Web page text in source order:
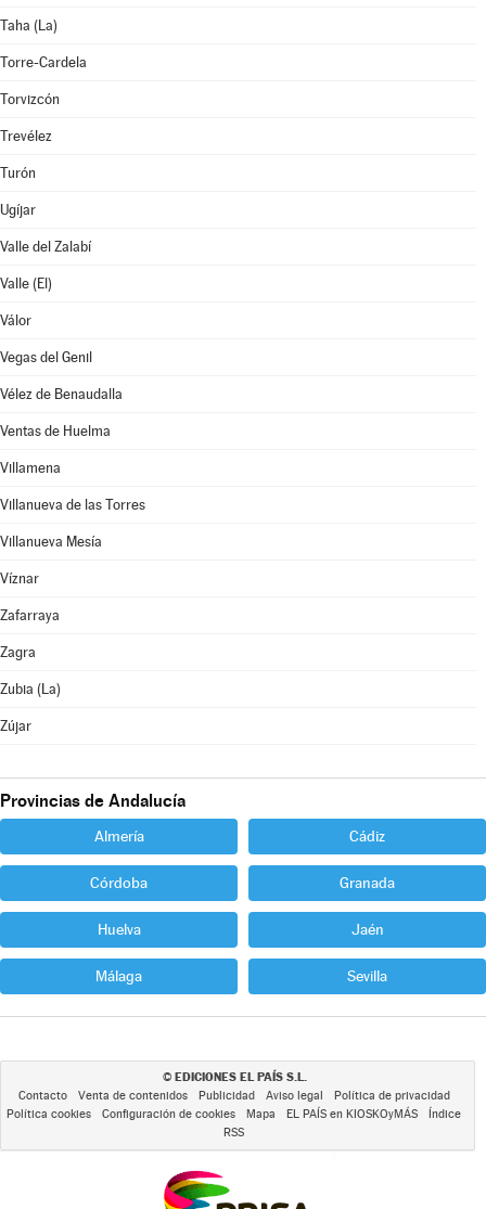
Taha (La)
Torre-Cardela
Torvizcón
Trevélez
Turón
Ugíjar
Valle del Zalabí
Valle (El)
Válor
Vegas del Genil
Vélez de Benaudalla
Ventas de Huelma
Villamena
Villanueva de las Torres
Villanueva Mesía
Víznar
Zafarraya
Zagra
Zubia (La)
Zújar
Provincias de Andalucía
Almería Cádiz
Córdoba Granada
Huelva Jaén
Málaga Sevilla
© EDICIONES EL PAÍS S.L.
Contacto Venta de contenidos Publicidad Aviso legal
Política de privacidad
Política cookies
Configuración de cookies Mapa EL PAÍS en KIOSKOyMÁS
Índice
RSS